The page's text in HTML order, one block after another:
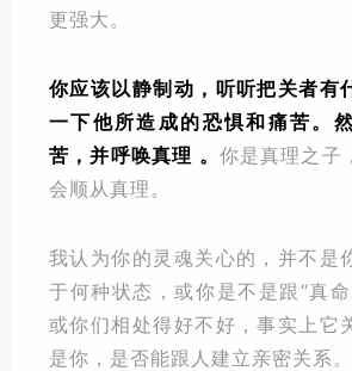
更强大。
你应该以静制动，听听把关者有
一下他所造成的恐惧和痛苦。
苦，并呼唤真理 。 你是真理之子
会顺从真理。
我认为你的灵魂关心的，并不是
于何种状态，或你是不是跟“真命
或你们相处得好不好，事实上它
是你，是否能跟人建立亲密关系。